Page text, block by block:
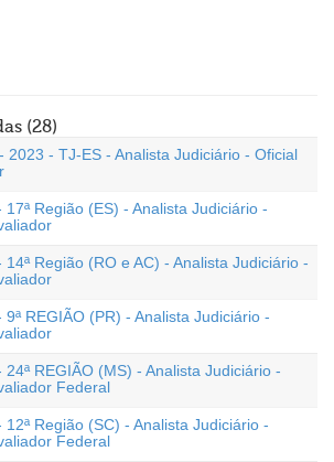
(28)
2023 - TJ-ES - Analista Judiciário - Oficial
Região (ES) - Analista Judiciário -
Região (RO e AC) - Analista Judiciário -
REGIÃO (PR) - Analista Judiciário -
REGIÃO (MS) - Analista Judiciário -
Federal
Região (SC) - Analista Judiciário -
Federal